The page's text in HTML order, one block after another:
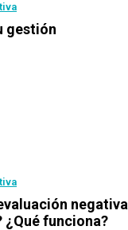
gestión
negativa
funciona?